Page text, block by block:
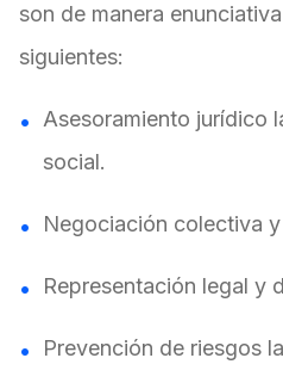
son de manera
siguientes:
Asesoramiento jurídico
social.
Negociación colectiva
Representación legal y
Prevención de riesgos